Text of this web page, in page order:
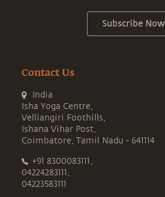
Subscribe Now
Contact Us
India
Isha Yoga Centre,
Velliangiri Foothills,
Ishana Vihar Post,
Coimbatore, Tamil Nadu - 641114
+91 8300083111,
04224283111,
04223583111